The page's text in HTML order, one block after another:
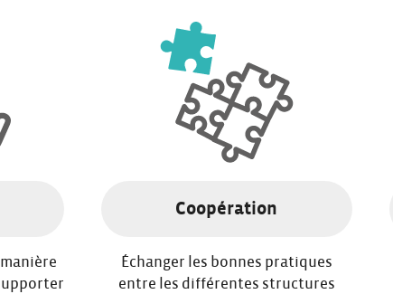
Coopération
Échanger les bonnes pratiques
entre les différentes structures